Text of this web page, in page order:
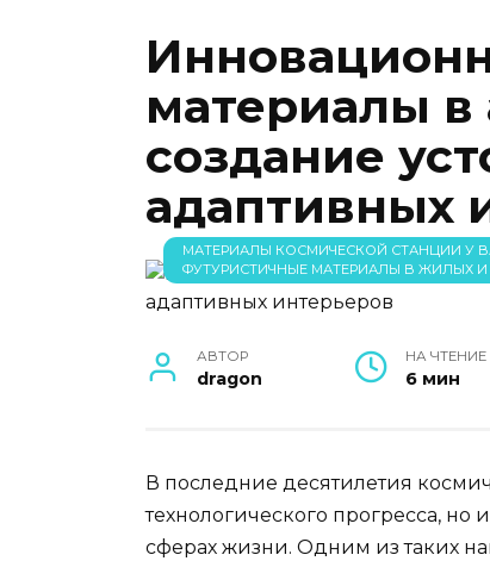
материалы в
создание
адаптивных
МАТЕРИАЛЫ КОСМИЧЕСКОЙ СТАНЦИИ У
ФУТУРИСТИЧНЫЕ МАТЕРИАЛЫ В ЖИЛЫХ
АВТОР
dragon
НА ЧТЕНИЕ
6 мин
В последние десятилетия
технологического прогресса,
сферах жизни. Одним из таких